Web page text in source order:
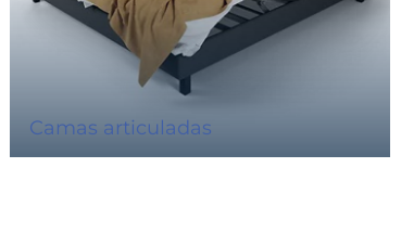
Camas articuladas